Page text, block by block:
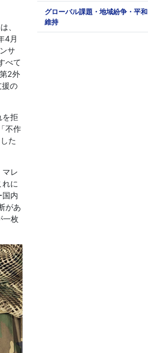
、
4月
サ
べて
2外
援の
を拒
不作
た
レ
れに
国内
があ
一枚
グローバル課題・地域紛争・平和
維持